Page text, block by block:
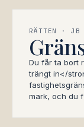
RÄTTEN ·
Du får ta bort
trängt in</
mark, och du